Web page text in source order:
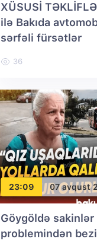
XÜSUSİ
ilə Bakıda
sərfəli fürsətlər
36
23:09 07 avqust
Göygöldə sakinlər
problemindən